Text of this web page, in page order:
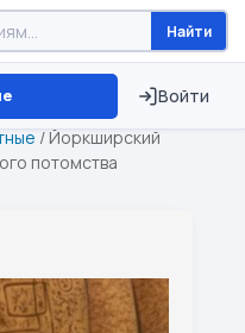
Найти
Войти
⏱ ТОЛЬКО 15 ДНЕЙ
/ Йоркширский
потомства